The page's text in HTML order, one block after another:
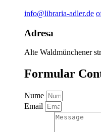
info@libraria-adler.de
Adresa
Alte Waldmünchener
Formular
Nume
Email